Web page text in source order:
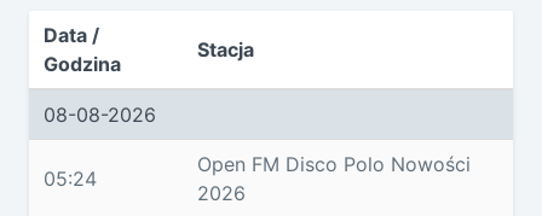
Data /
Godzina
Stacja
08-08-2026
05:24
Open FM Disco Polo Nowości
2026